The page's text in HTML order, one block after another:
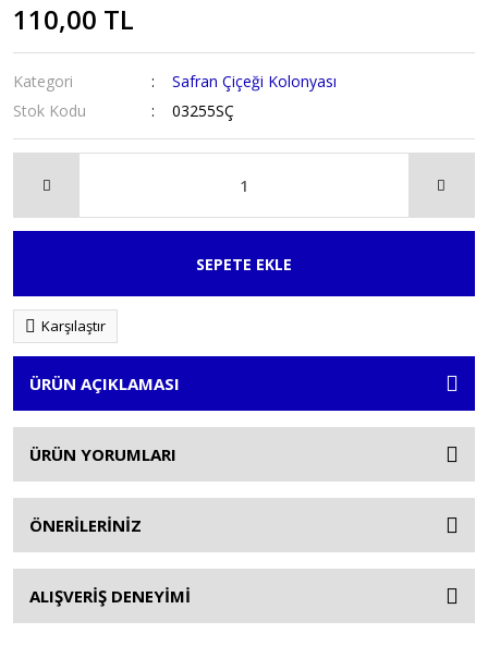
110,00 TL
Kategori
Safran Çiçeği Kolonyası
Stok Kodu
03255SÇ
SEPETE EKLE
Karşılaştır
ÜRÜN AÇIKLAMASI
ÜRÜN YORUMLARI
ÖNERİLERİNİZ
ALIŞVERİŞ DENEYİMİ